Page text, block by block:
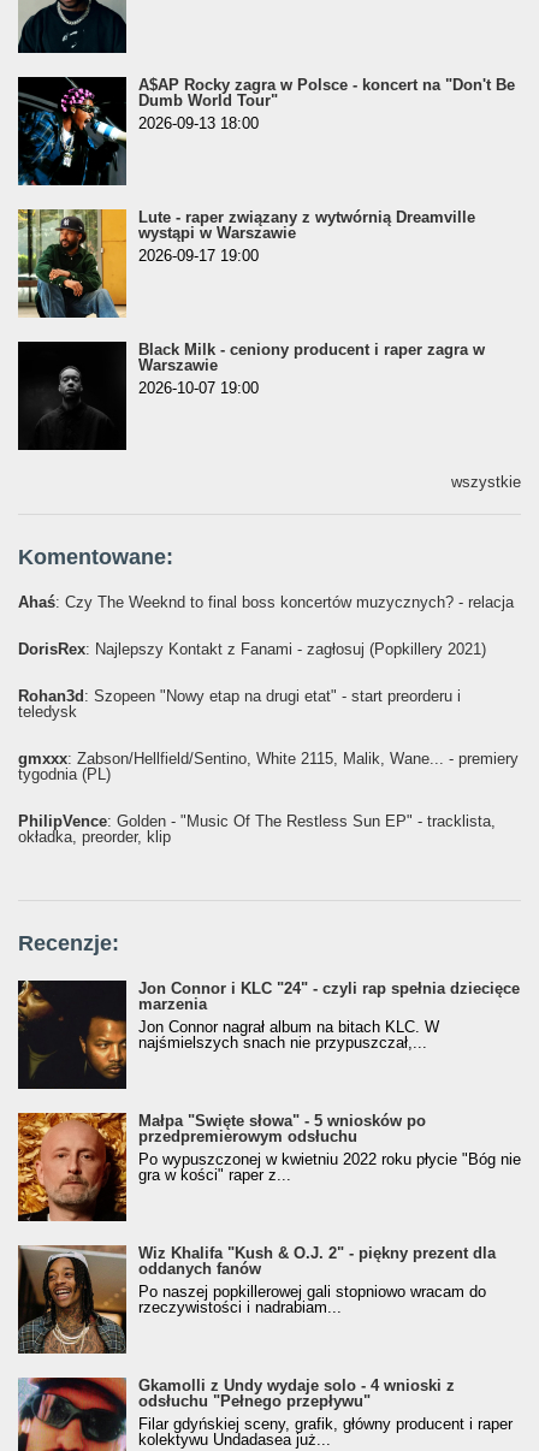
A$AP Rocky zagra w Polsce - koncert na "Don't Be
Dumb World Tour"
2026-09-13 18:00
Lute - raper związany z wytwórnią Dreamville
wystąpi w Warszawie
2026-09-17 19:00
Black Milk - ceniony producent i raper zagra w
Warszawie
2026-10-07 19:00
wszystkie
Komentowane:
Ahaś: Czy The Weeknd to final boss koncertów muzycznych? - relacja
DorisRex: Najlepszy Kontakt z Fanami - zagłosuj (Popkillery 2021)
Rohan3d: Szopeen "Nowy etap na drugi etat" - start preorderu i
teledysk
gmxxx: Żabson/Hellfield/Sentino, White 2115, Malik, Wane... - premiery
tygodnia (PL)
PhilipVence: Golden - "Music Of The Restless Sun EP" - tracklista,
okładka, preorder, klip
Recenzje:
Jon Connor i KLC "24" - czyli rap spełnia dziecięce
marzenia
Jon Connor nagrał album na bitach KLC. W
najśmielszych snach nie przypuszczał,...
Małpa "Święte słowa" - 5 wniosków po
przedpremierowym odsłuchu
Po wypuszczonej w kwietniu 2022 roku płycie "Bóg nie
gra w kości" raper z...
Wiz Khalifa "Kush & O.J. 2" - piękny prezent dla
oddanych fanów
Po naszej popkillerowej gali stopniowo wracam do
rzeczywistości i nadrabiam...
Gkamolli z Undy wydaje solo - 4 wnioski z
odsłuchu "Pełnego przepływu"
Filar gdyńskiej sceny, grafik, główny producent i raper
kolektywu Undadasea już...